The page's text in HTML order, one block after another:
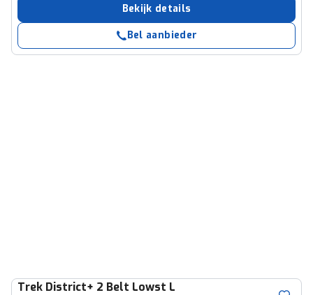
Bekijk details
Bel aanbieder
Trek District+ 2 Belt Lowst L